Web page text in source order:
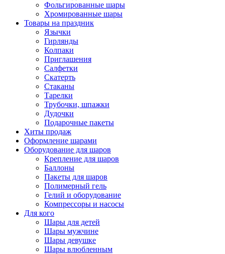
Фольгированные шары
Хромированные шары
Товары на праздник
Язычки
Гирлянды
Колпаки
Приглашения
Салфетки
Скатерть
Стаканы
Тарелки
Трубочки, шпажки
Дудочки
Подарочные пакеты
Хиты продаж
Оформление шарами
Оборудование для шаров
Крепление для шаров
Баллоны
Пакеты для шаров
Полимерный гель
Гелий и оборудование
Компрессоры и насосы
Для кого
Шары для детей
Шары мужчине
Шары девушке
Шары влюбленным